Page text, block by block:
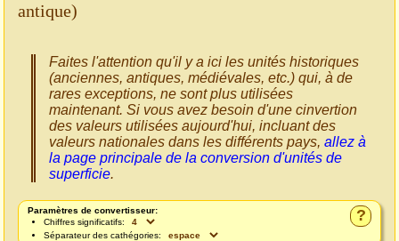
antique)
Faites l'attention qu'il y a ici les unités historiques
(anciennes, antiques, médiévales, etc.) qui, à de
rares exceptions, ne sont plus utilisées
maintenant. Si vous avez besoin d'une cinvertion
des valeurs utilisées aujourd'hui, incluant des
valeurs nationales dans les différents pays, allez à
la page principale de la conversion d'unités de
superficie.
?
Paramètres de convertisseur:
Chiffres significatifs:
Séparateur des cathégories: